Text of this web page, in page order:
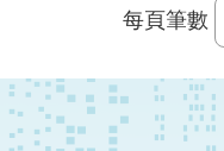
府
網
站
每頁筆數